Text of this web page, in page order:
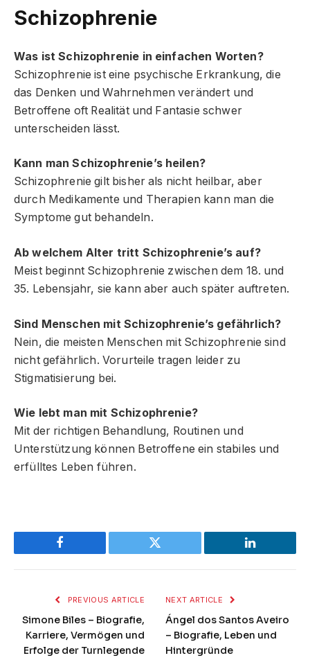
Schizophrenie
Was ist Schizophrenie in einfachen Worten?
Schizophrenie ist eine psychische Erkrankung, die
das Denken und Wahrnehmen verändert und
Betroffene oft Realität und Fantasie schwer
unterscheiden lässt.
Kann man Schizophrenie’s heilen?
Schizophrenie gilt bisher als nicht heilbar, aber
durch Medikamente und Therapien kann man die
Symptome gut behandeln.
Ab welchem Alter tritt Schizophrenie’s auf?
Meist beginnt Schizophrenie zwischen dem 18. und
35. Lebensjahr, sie kann aber auch später auftreten.
Sind Menschen mit Schizophrenie’s gefährlich?
Nein, die meisten Menschen mit Schizophrenie sind
nicht gefährlich. Vorurteile tragen leider zu
Stigmatisierung bei.
Wie lebt man mit Schizophrenie?
Mit der richtigen Behandlung, Routinen und
Unterstützung können Betroffene ein stabiles und
erfülltes Leben führen.
Facebook Twitter LinkedIn
PREVIOUS ARTICLE
Simone Biles – Biografie,
Karriere, Vermögen und
Erfolge der Turnlegende
NEXT ARTICLE
Ángel dos Santos Aveiro
– Biografie, Leben und
Hintergründe